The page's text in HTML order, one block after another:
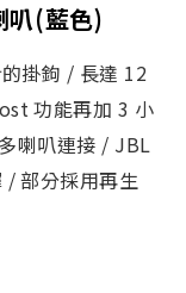
叭(藍色)
掛鉤 / 長達 12
功能再加 3 小
喇叭連接 / JBL
部分採用再生